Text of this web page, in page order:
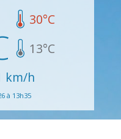
30°C
13°C
km/h
à 13h35